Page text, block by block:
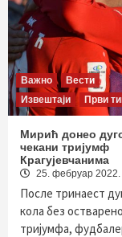
Важно
Вести
Извештаји
Први
Мирић донео
чекани тријумф
Крагујевчанима
25. фебруар 2022.
После тринаест
кола без
тријумфа,